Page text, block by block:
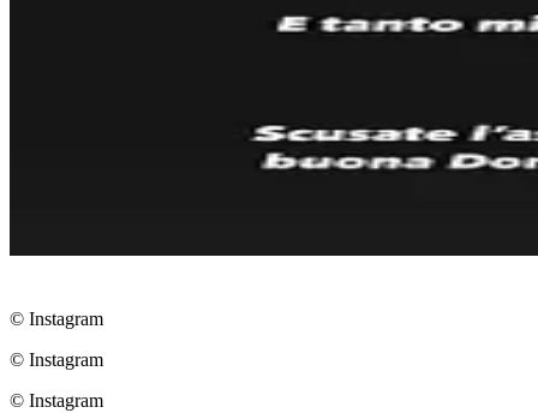
© Instagram
© Instagram
© Instagram